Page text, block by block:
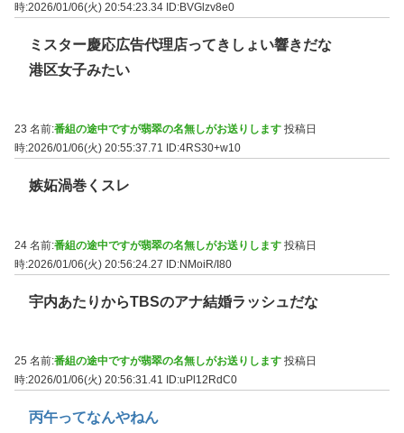
時:2026/01/06(火) 20:54:23.34 ID:BVGlzv8e0
ミスター慶応広告代理店ってきしょい響きだな
港区女子みたい
23 名前:番組の途中ですが翡翠の名無しがお送りします 投稿日
時:2026/01/06(火) 20:55:37.71
ID:4RS30+w10
嫉妬渦巻くスレ
24 名前:番組の途中ですが翡翠の名無しがお送りします 投稿日
時:2026/01/06(火) 20:56:24.27 ID:NMoiR/I80
宇内あたりからTBSのアナ結婚ラッシュだな
25 名前:番組の途中ですが翡翠の名無しがお送りします 投稿日
時:2026/01/06(火) 20:56:31.41
ID:uPl12RdC0
丙午ってなんやねん